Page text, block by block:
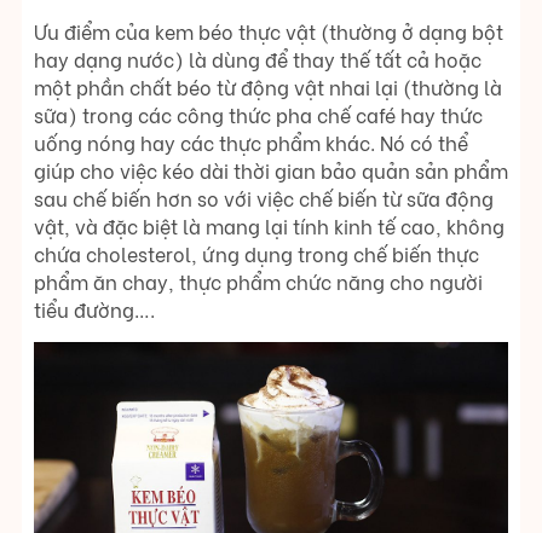
Ưu điểm của kem béo thực vật (thường ở dạng bột
hay dạng nước) là dùng để thay thế tất cả hoặc
một phần chất béo từ động vật nhai lại (thường là
sữa) trong các công thức pha chế café hay thức
uống nóng hay các thực phẩm khác. Nó có thể
giúp cho việc kéo dài thời gian bảo quản sản phẩm
sau chế biến hơn so với việc chế biến từ sữa động
vật, và đặc biệt là mang lại tính kinh tế cao, không
chứa cholesterol, ứng dụng trong chế biến thực
phẩm ăn chay, thực phẩm chức năng cho người
tiểu đường….